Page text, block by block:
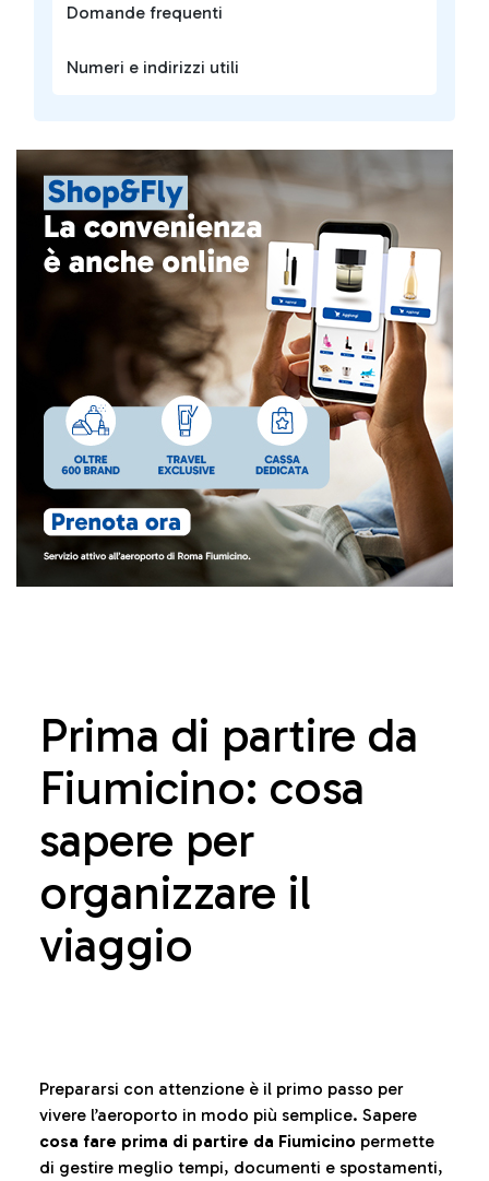
Prima di partire da
Fiumicino: cosa
sapere per
organizzare il
viaggio
Prepararsi con attenzione è il primo passo per
vivere l’aeroporto in modo più semplice. Sapere
cosa fare prima di partire da Fiumicino permette
di gestire meglio tempi, documenti e spostamenti,
Domande frequenti
Numeri e indirizzi utili